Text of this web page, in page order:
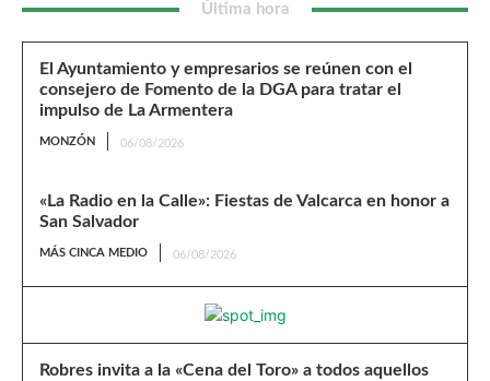
Última hora
El Ayuntamiento y empresarios se reúnen con el
consejero de Fomento de la DGA para tratar el
impulso de La Armentera
MONZÓN 06/08/2026
«La Radio en la Calle»: Fiestas de Valcarca en honor a
San Salvador
MÁS CINCA MEDIO 06/08/2026
Robres invita a la «Cena del Toro» a todos aquellos